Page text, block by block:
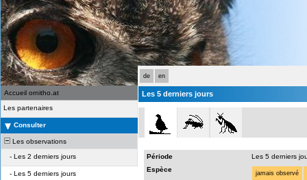
de en
Accueil ornitho.at
Les partenaires
Consulter
Les observations
- Les 2 derniers jours
- Les 5 derniers jours
Les 5 derniers jours
Période
Les 5 derniers
Espèce
jamais observé